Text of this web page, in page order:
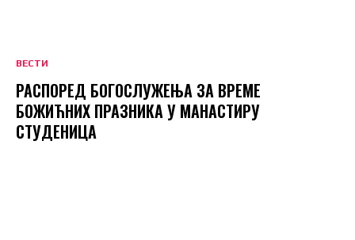
ВЕСТИ
РАСПОРЕД БОГОСЛУЖЕЊА ЗА ВРЕМЕ
БОЖИЋНИХ ПРАЗНИКА У МАНАСТИРУ
СТУДЕНИЦА